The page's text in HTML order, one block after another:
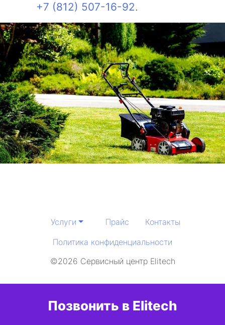
+7 (812) 507-16-92.
Услуги Прайс
Контакты
Политика конфиденциальности
©2026 Сервисный центр Elitech
Позвонить в Elitech